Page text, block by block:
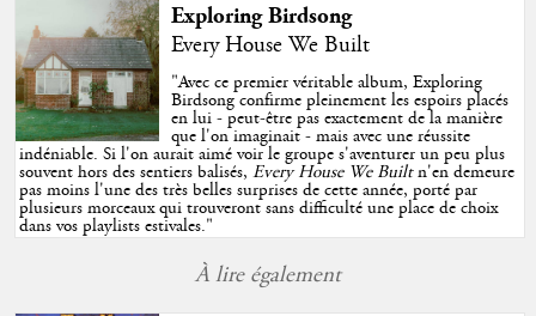
Exploring Birdsong
Every House We Built
"Avec ce premier véritable album, Exploring
Birdsong confirme pleinement les espoirs placés
en lui - peut-être pas exactement de la manière
que l'on imaginait - mais avec une réussite
indéniable. Si l'on aurait aimé voir le groupe s'aventurer un peu plus
souvent hors des sentiers balisés,Every House We Builtn'en demeure
pas moins l'une des très belles surprises de cette année, porté par
plusieurs morceaux qui trouveront sans difficulté une place de choix
dans vos playlists estivales."
À lire également